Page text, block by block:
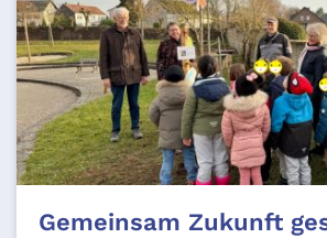
Gemeinsam Zukunft